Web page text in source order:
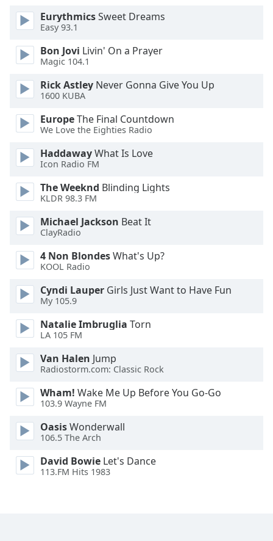
dialog
window.
cancel
and
close
window.
Text
Color
Opacity
Text
Color
Opacity
Caption
Background
Color
Opacity
Font
Size
EurythmicsSweet Dreams
Easy 93.1
Bon Jovi Livin' On a Prayer
Magic 104.1
Rick Astley Never Gonna Give You Up
1600 KUBA
EuropeThe Final Countdown
We Love the Eighties Radio
HaddawayWhat Is Love
Icon Radio FM
The Weeknd Blinding Lights
KLDR 98.3 FM
Michael Jackson Beat It
ClayRadio
4 Non BlondesWhat's Up?
KOOL Radio
Cyndi Lauper Girls Just Want to Have Fun
My 105.9
Natalie Imbruglia Torn
LA 105 FM
Van Halen Jump
Radiostorm.com: Classic Rock
Wham! Wake Me Up Before You Go-Go
103.9 Wayne FM
OasisWonderwall
106.5 The Arch
David Bowie Let's Dance
113.FM Hits 1983